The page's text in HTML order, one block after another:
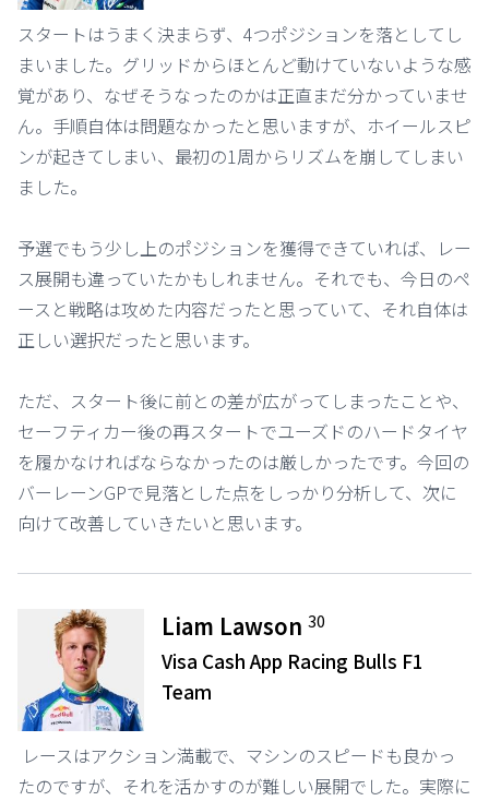
スタートはうまく決まらず、4つポジションを落としてし
まいました。グリッドからほとんど動けていないような感
覚があり、なぜそうなったのかは正直まだ分かっていませ
ん。手順自体は問題なかったと思いますが、ホイールスピ
ンが起きてしまい、最初の1周からリズムを崩してしまい
ました。
予選でもう少し上のポジションを獲得できていれば、レー
ス展開も違っていたかもしれません。それでも、今日のペ
ースと戦略は攻めた内容だったと思っていて、それ自体は
正しい選択だったと思います。
ただ、スタート後に前との差が広がってしまったことや、
セーフティカー後の再スタートでユーズドのハードタイヤ
を履かなければならなかったのは厳しかったです。今回の
バーレーンGPで見落とした点をしっかり分析して、次に
向けて改善していきたいと思います。
Liam Lawson30
Visa Cash App Racing Bulls F1
Team
レースはアクション満載で、マシンのスピードも良かっ
たのですが、それを活かすのが難しい展開でした。実際に